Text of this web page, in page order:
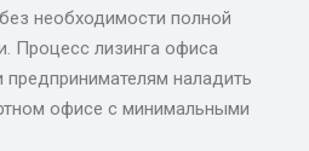
необходимости полной
Процесс лизинга офиса
наладить
офисе с минимальными